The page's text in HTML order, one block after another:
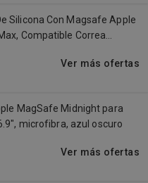
Ver más ofertas
MagSafe Midnight para
microfibra, azul oscuro
Ver más ofertas